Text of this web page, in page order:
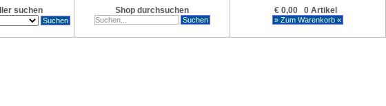
€ 0,00 0 Artikel
Shop durchsuchen
suchen